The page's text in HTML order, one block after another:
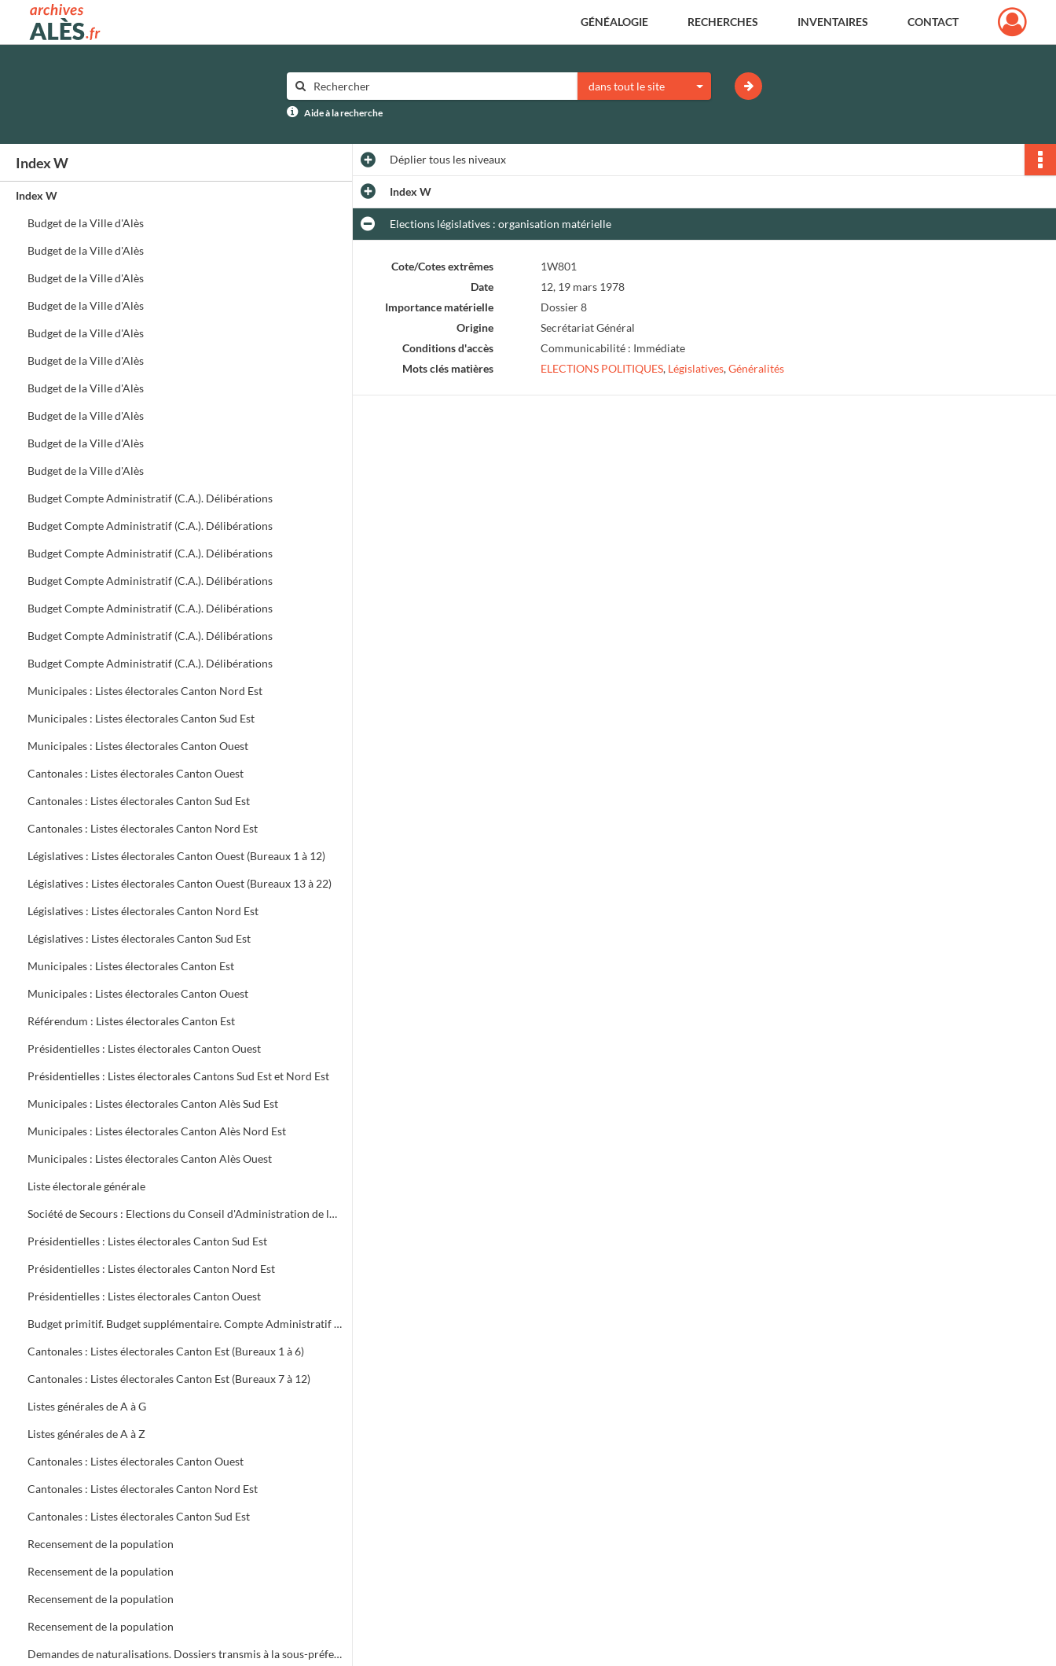
Archives municipales d'Alès GÉNÉALOGIE RECHERCHES INVENTAIRES CONTACT
dans tout le site
Aide à la recherche
Index W
Index W
Budget de la Ville d'Alès
Budget de la Ville d'Alès
Budget de la Ville d'Alès
Budget de la Ville d'Alès
Budget de la Ville d'Alès
Budget de la Ville d'Alès
Budget de la Ville d'Alès
Budget de la Ville d'Alès
Budget de la Ville d'Alès
Budget de la Ville d'Alès
Budget Compte Administratif (C.A.). Délibérations
Budget Compte Administratif (C.A.). Délibérations
Budget Compte Administratif (C.A.). Délibérations
Budget Compte Administratif (C.A.). Délibérations
Budget Compte Administratif (C.A.). Délibérations
Budget Compte Administratif (C.A.). Délibérations
Budget Compte Administratif (C.A.). Délibérations
Municipales : Listes électorales Canton Nord Est
Municipales : Listes électorales Canton Sud Est
Municipales : Listes électorales Canton Ouest
Cantonales : Listes électorales Canton Ouest
Cantonales : Listes électorales Canton Sud Est
Cantonales : Listes électorales Canton Nord Est
Législatives : Listes électorales Canton Ouest (Bureaux 1 à 12)
Législatives : Listes électorales Canton Ouest (Bureaux 13 à 22)
Législatives : Listes électorales Canton Nord Est
Législatives : Listes électorales Canton Sud Est
Municipales : Listes électorales Canton Est
Municipales : Listes électorales Canton Ouest
Référendum : Listes électorales Canton Est
Présidentielles : Listes électorales Canton Ouest
Présidentielles : Listes électorales Cantons Sud Est et Nord Est
Municipales : Listes électorales Canton Alès Sud Est
Municipales : Listes électorales Canton Alès Nord Est
Municipales : Listes électorales Canton Alès Ouest
Liste électorale générale
Société de Secours : Elections du Conseil d'Administration de la Société groupe sud des Houillères du Bassin des Cévennes (H.B.C.)
Présidentielles : Listes électorales Canton Sud Est
Présidentielles : Listes électorales Canton Nord Est
Présidentielles : Listes électorales Canton Ouest
Budget primitif. Budget supplémentaire. Compte Administratif (C.A.). Annexes au budget
Cantonales : Listes électorales Canton Est (Bureaux 1 à 6)
Cantonales : Listes électorales Canton Est (Bureaux 7 à 12)
Listes générales de A à G
Listes générales de A à Z
Cantonales : Listes électorales Canton Ouest
Cantonales : Listes électorales Canton Nord Est
Cantonales : Listes électorales Canton Sud Est
Recensement de la population
Recensement de la population
Recensement de la population
Recensement de la population
Demandes de naturalisations. Dossiers transmis à la sous-préfecture
Dépliertous les niveaux
Index W
Elections législatives : organisation matérielle
Cote/Cotes extrêmes
1W801
Date
12, 19 mars 1978
Importance matérielle
Dossier 8
Origine
Secrétariat Général
Conditions d'accès
Communicabilité : Immédiate
Mots clés matières
ELECTIONS POLITIQUES, Législatives,Généralités